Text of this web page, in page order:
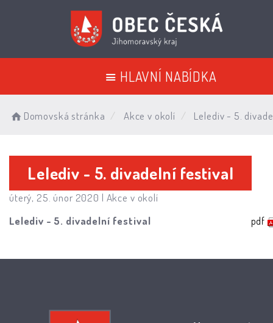
HLAVNÍ NABÍDKA
Domovská stránka Akce v okolí Lelediv - 5.
Lelediv - 5. divadelní festival
úterý, 25. únor 2020 | Akce v okolí
Lelediv - 5. divadelní festival
pdf